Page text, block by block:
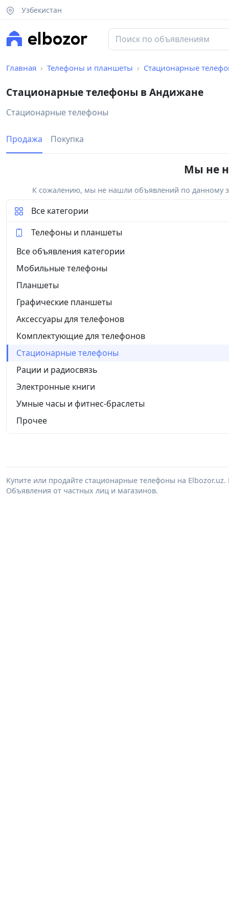
Узбекистан
Главная Телефоны и планшеты Стационарные
Стационарные телефоны в Андижане
Стационарные телефоны
Продажа Покупка
Мы не
К сожалению, мы не нашли объявлений по данному
Все категории
Телефоны и планшеты
Все объявления категории
Мобильные телефоны
Планшеты
Графические планшеты
Аксессуары для телефонов
Комплектующие для телефонов
Стационарные телефоны
Рации и радиосвязь
Электронные книги
Умные часы и фитнес-браслеты
Прочее
Купите или продайте стационарные телефоны на
Объявления от частных лиц и магазинов.